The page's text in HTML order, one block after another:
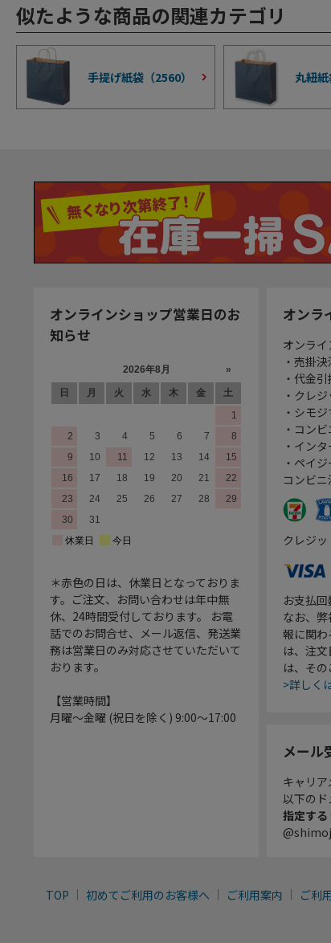
似たような商品の関連カテゴリ
手提げ紙袋（2560） 丸紐
オンラインショップ営業日のお
知らせ
＊赤色の日は、休業日となっておりま
す。ご注文、お問い合わせは年中無
休、24時間受付しております。 お電
話でのお問合せ、メール返信、発送業
務は営業日のみ対応させていただいて
おります。
【営業時間】
月曜～金曜 (祝日を除く) 9:00～17:00
オンラ
オンライ
・売掛
・代金引
・クレ
・シモ
・コン
・イン
・ペイ
コンビ
クレジッ
お支払
なお、
報に関わ
は、注
は、そ
>詳しく
メール
キャリ
以下のド
指定する
TOP 初めてご利用のお客様へ ご利用案内 ご利